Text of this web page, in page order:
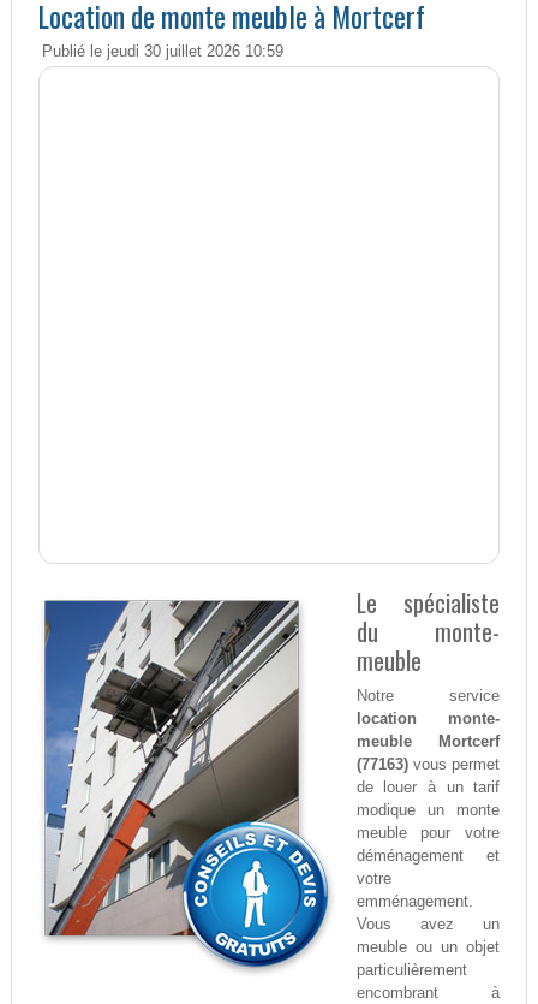
Location de monte meuble à Mortcerf
Publié le jeudi 30 juillet 2026 10:59
Le spécialiste
du monte-
meuble
Notre service
location monte-
meuble Mortcerf
(77163)vous permet
de louer à un tarif
modique un monte
meuble pour votre
déménagement et
votre
emménagement.
Vous avez un
meuble ou un objet
particulièrement
encombrant à